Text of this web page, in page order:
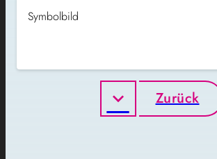
Symbolbild
Zurück